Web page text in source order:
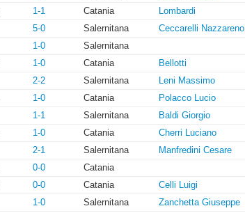
1-1 Catania
Lombardi
5-0 Salernitana
Ceccarelli Nazzareno
1-0
Salernitana
1-0 Catania
Bellotti
2-2 Salernitana
Leni Massimo
1-0 Catania
Polacco Lucio
1-1 Salernitana
Baldi Giorgio
1-0 Catania
Cherri Luciano
2-1 Salernitana
Manfredini Cesare
0-0
Catania
0-0 Catania
Celli Luigi
1-0 Salernitana
Zanchetta Giuseppe